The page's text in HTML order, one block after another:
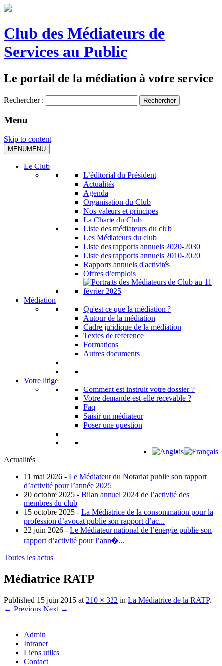
Club des Médiateurs de
Services au Public
Le portail de la médiation à votre service
Rechercher :
Menu
Skip to content
MENUMENU
Le Club
L’éditorial du Président
Actualités
Agenda
Organisation du Club
Nos valeurs et principes
La Charte du Club
Liste des médiateurs du club
Les Médiateurs du club
Liste des rapports annuels 2020-2030
Liste des rapports annuels 2010-2020
Rapports annuels d'activités
Offres d’emplois
Médiation
Qu'est ce que la médiation ?
Autour de la médiation
Cadre juridique de la médiation
Textes de référence
Formations
Autres documents
Votre litige
Comment est instruit votre dossier ?
Votre demande est-elle recevable ?
Faq
Saisir un médiateur
Poser une question
Actualités
11 mai 2026 - Le Médiateur du Notariat publie son rapport
d’activité pour l’année 2025
20 octobre 2025 - Bilan annuel 2024 de l’activité des
membres du club
15 octobre 2025 - La Médiatrice de la consommation pour la
profession d’avocat publie son rapport d’ac...
22 juin 2026 - Le Médiateur national de l’énergie publie son
rapport d’activité pour l’ann�...
Toutes les actus
Médiatrice RATP
Published 15 juin 2015 at 210 × 322 in La Médiatrice de la RATP.
← Previous Next →
Admin
Intranet
Liens utiles
Contact